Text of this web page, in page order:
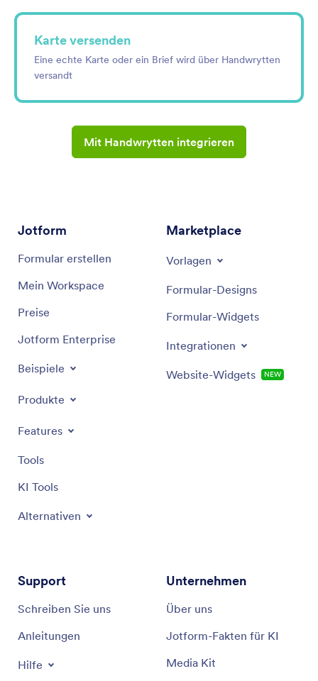
Karte versenden
Eine echte Karte oder ein Brief wird über Handwrytten
versandt
Mit Handwrytten integrieren
Jotform
Formular erstellen
Mein Workspace
Preise
Jotform Enterprise
Beispiele
Produkte
Features
Tools
KI Tools
Alternativen
Marketplace
Vorlagen
Formular-Designs
Formular-Widgets
Integrationen
Website-Widgets NEW
Support
Schreiben Sie uns
Anleitungen
Hilfe
Unternehmen
Über uns
Jotform-Fakten für KI
Media Kit